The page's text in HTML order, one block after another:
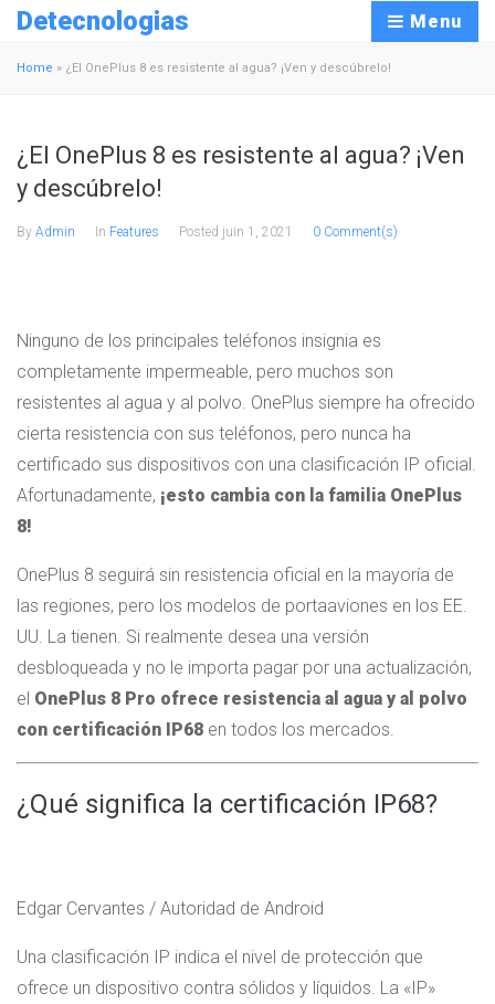
Detecnologias Menu
Home » ¿El OnePlus 8 es resistente al agua? ¡Ven y descúbrelo!
¿El OnePlus 8 es resistente al agua? ¡Ven
y descúbrelo!
By Admin In Features Posted juin 1, 2021 0 Comment(s)
Ninguno de los principales teléfonos insignia es
completamente impermeable, pero muchos son
resistentes al agua y al polvo. OnePlus siempre ha ofrecido
cierta resistencia con sus teléfonos, pero nunca ha
certificado sus dispositivos con una clasificación IP oficial.
Afortunadamente, ¡esto cambia con la familia OnePlus
8!
OnePlus 8 seguirá sin resistencia oficial en la mayoría de
las regiones, pero los modelos de portaaviones en los EE.
UU. La tienen. Si realmente desea una versión
desbloqueada y no le importa pagar por una actualización,
el OnePlus 8 Pro ofrece resistencia al agua y al polvo
con certificación IP68 en todos los mercados.
¿Qué significa la certificación IP68?
Edgar Cervantes / Autoridad de Android
Una clasificación IP indica el nivel de protección que
ofrece un dispositivo contra sólidos y líquidos. La «IP»